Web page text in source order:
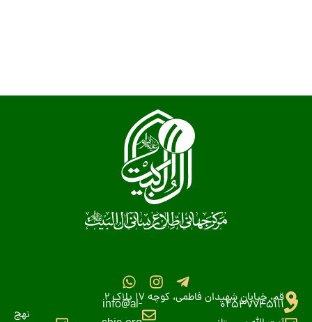
قم، خیابان شهیدان فاطمی، کوچه 17 پلاک 2
02537745111
info@al-
نهج